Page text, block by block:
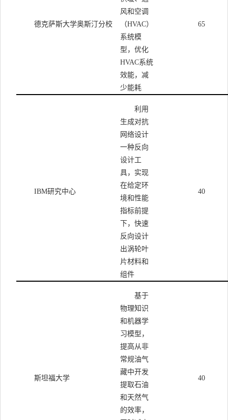
德克萨斯大学奥斯汀分校
风和空调
（HVAC）
系统模
型，优化
HVAC系统
效能，减
少能耗
65
IBM研究中心
利用
生成对抗
网络设计
一种反向
设计工
具，实现
在给定环
境和性能
指标前提
下，快速
反向设计
出涡轮叶
片材料和
组件
40
斯坦福大学
基于
物理知识
和机器学
习模型，
提高从非
常规油气
藏中开发
提取石油
和天然气
的效率，
40